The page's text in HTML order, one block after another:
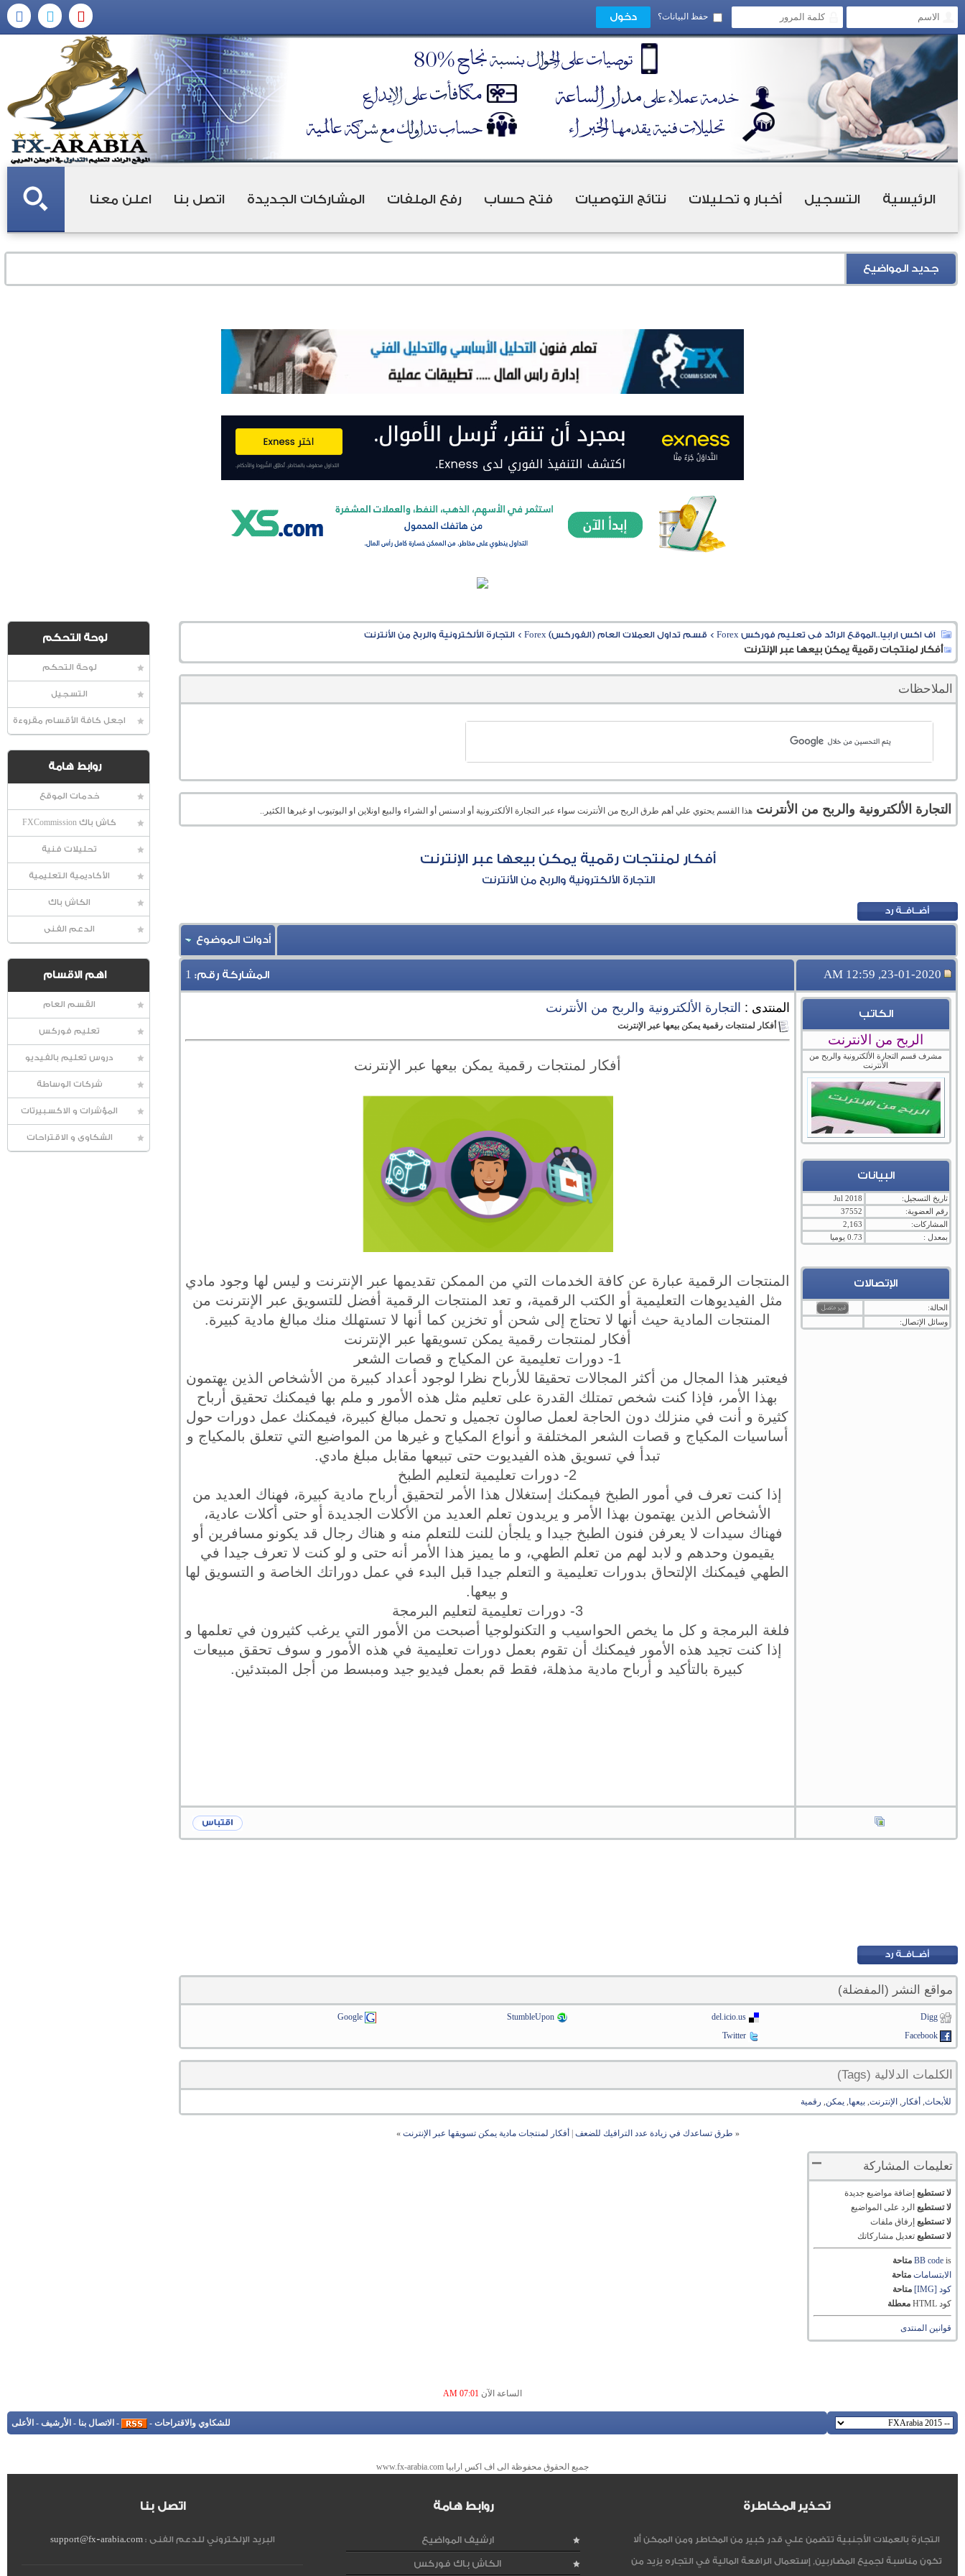
حفظ البيانات؟
الرئيسية التسجيل أخبار و تحليلات نتائج التوصيات فتح حساب رفع الملفات المشاركات الجديدة اتصل بنا اعلن معنا
جديد المواضيع
لوحة التحكم
لوحة التحكم
التسجيل
اجعل كافة الأقسام مقروءة
روابط هامة
خدمات الموقع
كاش باك FXCommission
تحليلات فنية
الأكاديمية التعليمية
الكاش باك
الدعم الفنى
اهم الاقسام
القسم العام
تعليم فوركس
دروس تعليم بالفيديو
شركات الوساطة
المؤشرات و الاكسبيرتات
الشكاوى و الاقتراحات
اف اكس ارابيا..الموقع الرائد فى تعليم فوركس Forex > قسم تداول العملات العام (الفوركس) Forex >التجارة الألكترونية والربح من الأنترنت
أفكار لمنتجات رقمية يمكن بيعها عبر الإنترنت
الملاحظات
التجارة الألكترونية والربح من الأنترنت هذا القسم يحتوي علي أهم طرق الربح من الأنترنت سواء عبر التجارة الألكترونية أو ادسنس أو الشراء والبيع اونلاين او اليوتيوب او غيرها الكثير..
أفكار لمنتجات رقمية يمكن بيعها عبر الإنترنت
التجارة الألكترونية والربح من الأنترنت
أدوات الموضوع
23-01-2020, 12:59 AM المشاركة رقم: 1
الكاتب
الربح من الانترنت
مشرف قسم التجارة الألكترونية والربح من
الأنترنت
البيانات
تاريخ التسجيل:
Jul 2018
رقم العضوية:
37552
المشاركات:
2,163
بمعدل :
0.73 يوميا
الإتصالات
الحالة:
وسائل الإتصال:
المنتدى : التجارة الألكترونية والربح من الأنترنت
أفكار لمنتجات رقمية يمكن بيعها عبر الإنترنت
أفكار لمنتجات رقمية يمكن بيعها عبر الإنترنت
المنتجات الرقمية عبارة عن كافة الخدمات التي من الممكن تقديمها عبر الإنترنت و ليس لها وجود مادي
مثل الفيديوهات التعليمية أو الكتب الرقمية، و تعد المنتجات الرقمية أفضل للتسويق عبر الإنترنت من
المنتجات المادية حيث أنها لا تحتاج إلى شحن أو تخزين كما أنها لا تستهلك منك مبالغ مادية كبيرة.
أفكار لمنتجات رقمية يمكن تسويقها عبر الإنترنت
1- دورات تعليمية عن المكياج و قصات الشعر
فيعتبر هذا المجال من أكثر المجالات تحقيقا للأرباح نظرا لوجود أعداد كبيرة من الأشخاص الذين يهتمون
بهذا الأمر، فإذا كنت شخص تمتلك القدرة على تعليم مثل هذه الأمور و ملم بها فيمكنك تحقيق أرباح
كثيرة و أنت في منزلك دون الحاجة لعمل صالون تجميل و تحمل مبالغ كبيرة، فيمكنك عمل دورات حول
أساسيات المكياج و قصات الشعر المختلفة و أنواع المكياج و غيرها من المواضيع التي تتعلق بالمكياج و
تبدأ في تسويق هذه الفيديوت حتى تبيعها مقابل مبلغ مادي.
2- دورات تعليمية لتعليم الطبخ
إذا كنت تعرف في أمور الطبخ فيمكنك إستغلال هذا الأمر لتحقيق أرباح مادية كبيرة، فهناك العديد من
الأشخاص الذين يهتمون بهذا الأمر و يريدون تعلم العديد من الأكلات الجديدة أو حتى أكلات عادية،
فهناك سيدات لا يعرفن فنون الطبخ جيدا و يلجأن للنت للتعلم منه و هناك رجال قد يكونو مسافرين أو
يقيمون وحدهم و لابد لهم من تعلم الطهي، و ما يميز هذا الأمر أنه حتى و لو كنت لا تعرف جيدا في
الطهي فيمكنك الإلتحاق بدورات تعليمية و التعلم جيدا قبل البدء في عمل دوراتك الخاصة و التسويق لها
و بيعها.
3- دورات تعليمية لتعليم البرمجة
فلغة البرمجة و كل ما يخص الحواسيب و التكنولوجيا أصبحت من الأمور التي يرغب كثيرون في تعلمها و
إذا كنت تجيد هذه الأمور فيمكنك أن تقوم بعمل دورات تعليمية في هذه الأمور و سوف تحقق مبيعات
كبيرة بالتأكيد و أرباح مادية مذهلة، فقط قم بعمل فيديو جيد ومبسط من أجل المبتدئين.
مواقع النشر (المفضلة)
Digg
del.icio.us
StumbleUpon
Google
Facebook
Twitter
الكلمات الدلالية (Tags)
للأبحاث, أفكار , الإنترنت,بيعها,يمكن, رقمية
« طرق تساعدك في زيادة عدد الترافيك للضعف| أفكار لمنتجات مادية يمكن تسويقها عبر الإنترنت »
تعليمات المشاركة
لا تستطيع إضافة مواضيع جديدة
لا تستطيع الرد على المواضيع
لا تستطيع إرفاق ملفات
لا تستطيع تعديل مشاركاتك
BB codeis
متاحة
الابتسامات متاحة
كود [IMG]
متاحة
كود HTML
معطلة
قوانين المنتدى
الساعة الآن 07:01 AM
للشكاوي والاقتراحات -
- الاتصال بنا - الأرشيف - الأعلى
جميع الحقوق محفوظة الى اف اكس ارابيا www.fx-arabia.com
تحذير المخاطرة
التجارة بالعملات الأجنبية تتضمن علي قدر كبير من المخاطر ومن الممكن ألا
تكون مناسبة لجميع المضاربين, إستعمال الرافعة المالية في التجاره يزيد من
روابط هامة
ارشيف المواضيع
الكاش باك فوركس
اتصل بنا
البريد الإلكتروني للدعم الفنى :support@fx-arabia.com